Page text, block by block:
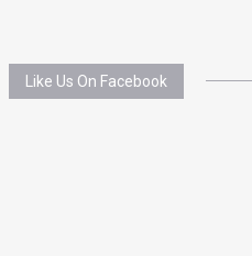
Like Us On Facebook